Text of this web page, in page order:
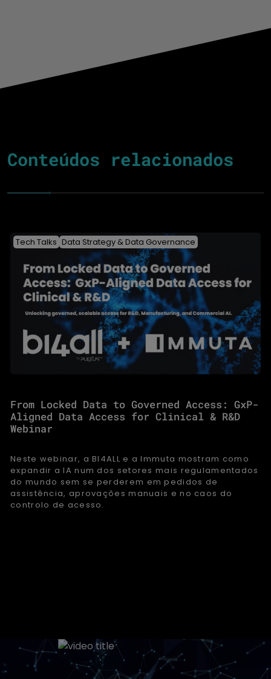
Conteúdos relacionados
Tech Talks Data Strategy & Data Governance
From Locked Data to Governed Access: GxP-
Aligned Data Access for Clinical & R&D
Webinar
Neste webinar, a BI4ALL e a Immuta mostram como
expandir a IA num dos setores mais regulamentados
do mundo sem se perderem em pedidos de
assistência, aprovações manuais e no caos do
controlo de acesso.